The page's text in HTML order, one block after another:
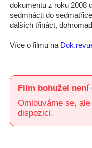
dokumentu z roku 2008
sedmnácti do
dalších třináct,
Více o filmu na
Film bohužel není
Omlouváme se,
dispozici.